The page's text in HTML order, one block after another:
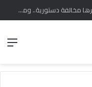
وزير العدل: إنكار جرائم النظام البائد أو تبريرها مخالفة دستورية.. ومشروع قانون خاص إلى مجلس الشعب